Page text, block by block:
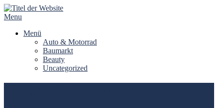
Skip
to
Menu
Menü
Auto & Motorrad
Baumarkt
Beauty
Uncategorized